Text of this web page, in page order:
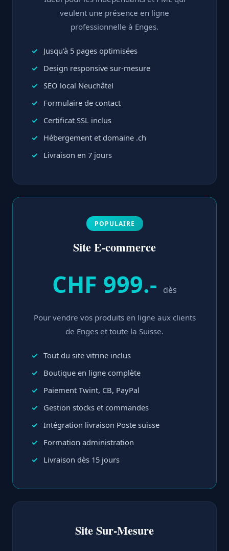
veulent une présence en ligne
professionnelle à Enges.
Jusqu'à 5 pages optimisées
Design responsive sur-mesure
SEO local Neuchâtel
Formulaire de contact
Certificat SSL inclus
Hébergement et domaine .ch
Livraison en 7 jours
POPULAIRE
Site E-commerce
CHF 999.- dès
Pour vendre vos produits en ligne aux clients
de Enges et toute la Suisse.
Tout du site vitrine inclus
Boutique en ligne complète
Paiement Twint, CB, PayPal
Gestion stocks et commandes
Intégration livraison Poste suisse
Formation administration
Livraison dès 15 jours
Site Sur-Mesure